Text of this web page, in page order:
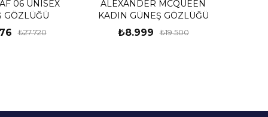
06 UNISEX
GÖZLÜĞÜ
₺27.720
ALEXANDER MCQUEEN
KADIN GÜNEŞ GÖZLÜĞÜ
₺8.999 ₺19.500